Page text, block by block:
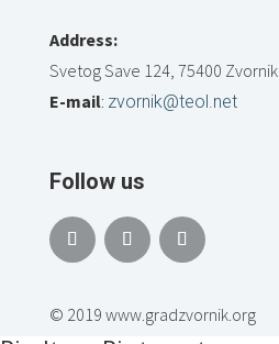
Address:
Svetog Save 124, 75400 Zvornik
E-mail: zvornik@teol.net
Follow us
© 2019 www.gradzvornik.org